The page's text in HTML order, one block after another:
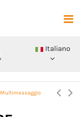
Italiano